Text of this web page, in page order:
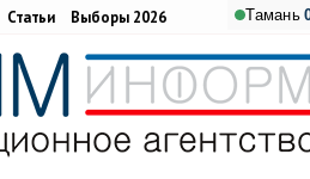
Тамань
Статьи Выборы 2026